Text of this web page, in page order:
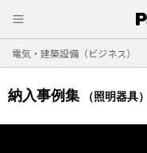
電気・建築設備（ビジネス）
納入事例集 （照明器具）